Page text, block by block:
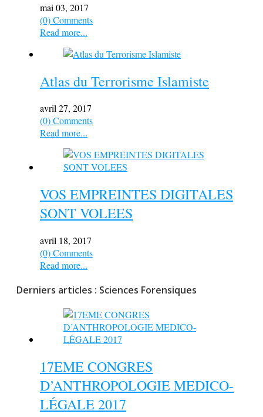
mai 03, 2017
(0) Comments
Read more...
Atlas du Terrorisme Islamiste
avril 27, 2017
(0) Comments
Read more...
VOS EMPREINTES DIGITALES
SONT VOLEES
avril 18, 2017
(0) Comments
Read more...
Derniers articles : Sciences Forensiques
17EME CONGRES
D’ANTHROPOLOGIE MEDICO-
LÉGALE 2017